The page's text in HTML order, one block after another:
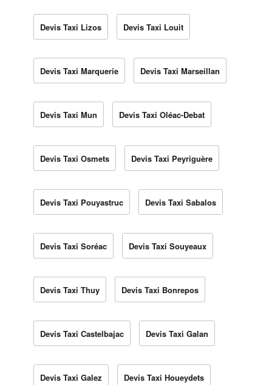
Devis Taxi Lizos Devis Taxi Louit
Devis Taxi Marquerie Devis Taxi Marseillan
Devis Taxi Mun Devis Taxi Oléac-Debat
Devis Taxi Osmets Devis Taxi Peyriguère
Devis Taxi Pouyastruc Devis Taxi Sabalos
Devis Taxi Soréac Devis Taxi Souyeaux
Devis Taxi Thuy Devis Taxi Bonrepos
Devis Taxi Castelbajac Devis Taxi Galan
Devis Taxi Galez Devis Taxi Houeydets